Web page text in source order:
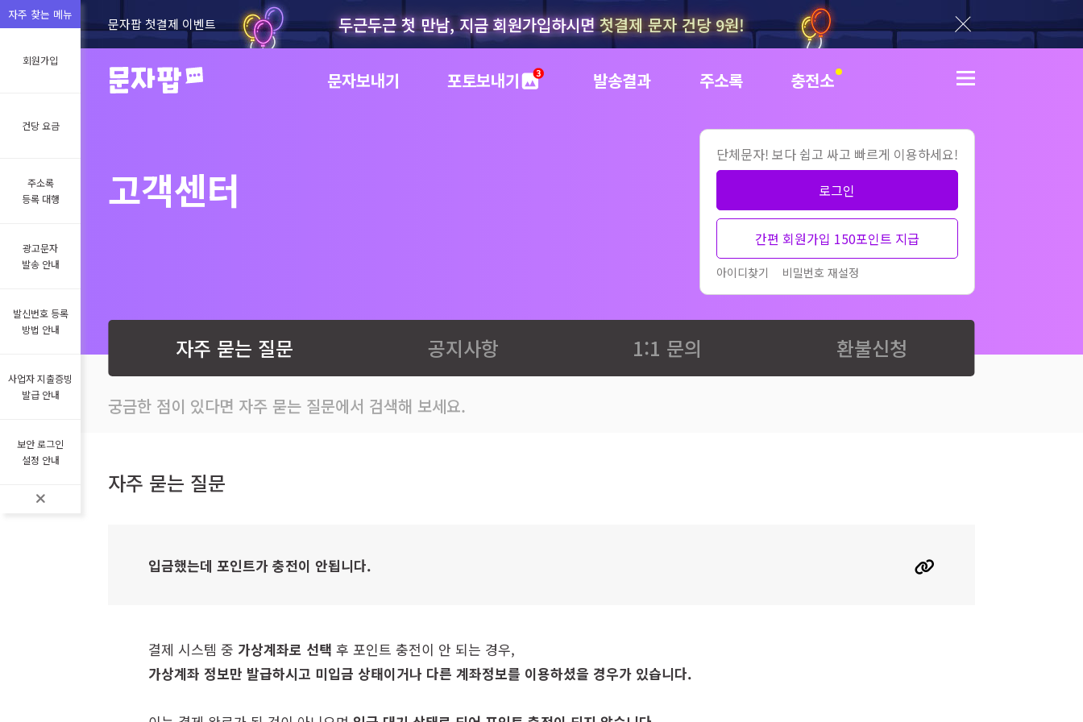
문자팝 첫결제 이벤트 두근두근 첫 만남, 지금 회원가입하시면첫결제 문자 건당 9원! 닫기
문자보내기 포토보내기 발송결과 주소록 충전소 더보기
자주 찾는 메뉴
회원가입
건당 요금
주소록
등록 대행
광고문자
발송 안내
발신번호 등록
방법 안내
사업자 지출증빙
발급 안내
보안 로그인
설정 안내
고객센터
단체문자! 보다 쉽고 싸고 빠르게 이용하세요!
로그인
간편 회원가입 150포인트 지급
아이디찾기 비밀번호 재설정
자주 묻는 질문 공지사항 1:1 문의 환불신청
궁금한 점이 있다면 자주 묻는 질문에서 검색해 보세요.
자주 묻는 질문
입금했는데 포인트가 충전이 안됩니다.
결제 시스템 중 가상계좌로 선택 후 포인트 충전이 안 되는 경우,
가상계좌 정보만 발급하시고 미입금 상태이거나 다른 계좌정보를 이용하셨을 경우가 있습니다.